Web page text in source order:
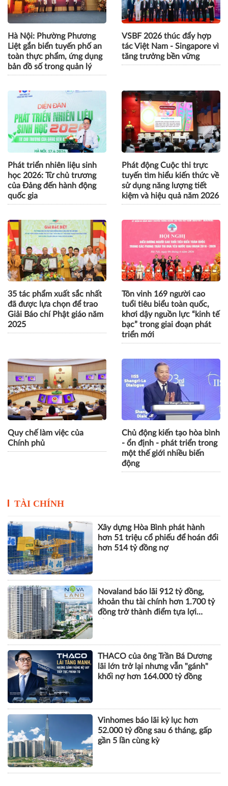
Hà Nội: Phường Phương
Liệt gắn biển tuyến phố an
toàn thực phẩm, ứng dụng
bản đồ số trong quản lý
VSBF 2026 thúc đẩy hợp
tác Việt Nam - Singapore vì
tăng trưởng bền vững
Phát triển nhiên liệu sinh
học 2026: Từ chủ trương
của Đảng đến hành động
quốc gia
Phát động Cuộc thi trực
tuyến tìm hiểu kiến thức về
sử dụng năng lượng tiết
kiệm và hiệu quả năm 2026
35 tác phẩm xuất sắc nhất
đã được lựa chọn để trao
Giải Báo chí Phật giáo năm
2025
Tôn vinh 169 người cao
tuổi tiêu biểu toàn quốc,
khơi dậy nguồn lực “kinh tế
bạc” trong giai đoạn phát
triển mới
Quy chế làm việc của
Chính phủ
Chủ động kiến tạo hòa bình
- ổn định - phát triển trong
một thế giới nhiều biến
động
TÀI CHÍNH
Xây dựng Hòa Bình phát hành
hơn 51 triệu cổ phiếu để hoán đổi
hơn 514 tỷ đồng nợ
Novaland báo lãi 912 tỷ đồng,
khoản thu tài chính hơn 1.700 tỷ
đồng trở thành điểm tựa lợi
THACO của ông Trần Bá Dương
lãi lớn trở lại nhưng vẫn "gánh"
khối nợ hơn 164.000 tỷ đồng
Vinhomes báo lãi kỷ lục hơn
52.000 tỷ đồng sau 6 tháng, gấp
gần 5 lần cùng kỳ